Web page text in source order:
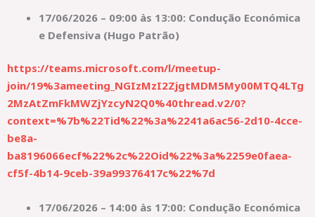
17/06/2026 – 09:00 às 13:00: Condução Económica
e Defensiva (Hugo Patrão)
https://teams.microsoft.com/l/meetup-
join/19%3ameeting_NGIzMzI2ZjgtMDM5My00MTQ4LTg
2MzAtZmFkMWZjYzcyN2Q0%40thread.v2/0?
context=%7b%22Tid%22%3a%2241a6ac56-2d10-4cce-
be8a-
ba8196066ecf%22%2c%22Oid%22%3a%2259e0faea-
cf5f-4b14-9ceb-39a99376417c%22%7d
17/06/2026 – 14:00 às 17:00: Condução Económica